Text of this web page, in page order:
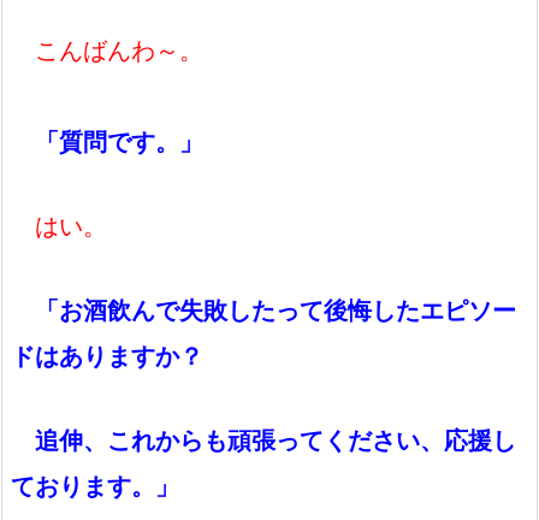
こんばんわ～。
「質問です。」
はい。
「お酒飲んで失敗したって後悔したエピソー
ドはありますか？
追伸、これからも頑張ってください、応援し
ております。」